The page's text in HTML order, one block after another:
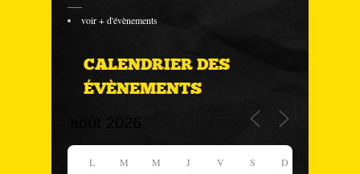
voir + d'évènements
CALENDRIER DES
ÉVÈNEMENTS
L M M J V S D